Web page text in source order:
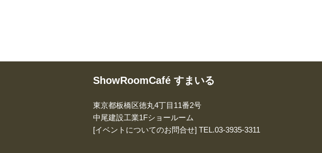
ShowRoomCafé すまいる
東京都板橋区徳丸4丁目11番2号
中尾建設工業1Fショールーム
[イベントについてのお問合せ] TEL.03-3935-3311